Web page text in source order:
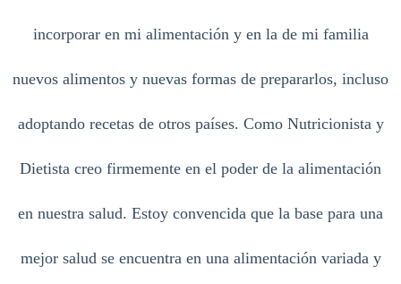
incorporar en mi alimentación y en la de mi familia
nuevos alimentos y nuevas formas de prepararlos, incluso
adoptando recetas de otros países. Como Nutricionista y
Dietista creo firmemente en el poder de la alimentación
en nuestra salud. Estoy convencida que la base para una
mejor salud se encuentra en una alimentación variada y